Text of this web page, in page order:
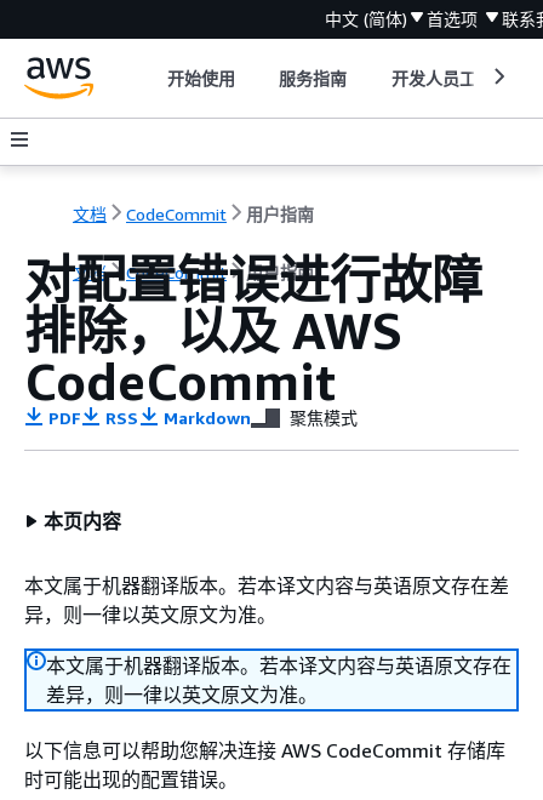
中文 (简体) 首选项 联系
开始使用 服务指南 开发人员工具
文档 CodeCommit 用户指南
文档 CodeCommit 用户指南
对配置错误进行故障
排除，以及 AWS
CodeCommit
PDF RSS Markdown 聚焦模式
本页内容
本文属于机器翻译版本。若本译文内容与英语原文存在差
异，则一律以英文原文为准。
本文属于机器翻译版本。若本译文内容与英语原文存在
差异，则一律以英文原文为准。
以下信息可以帮助您解决连接 AWS CodeCommit 存储库
时可能出现的配置错误。